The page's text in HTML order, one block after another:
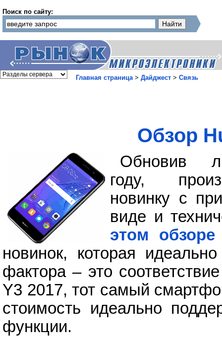
Поиск по сайту:
Главная страница> Дайджест > Связь
Обзор
Обновив
году,
новинку с
виде и
этом обзоре
новинок, которая
фактора – это
Y3 2017, тот самый
стоимость идеально
функции.